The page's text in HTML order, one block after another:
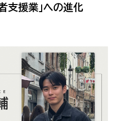
支援業」への進化